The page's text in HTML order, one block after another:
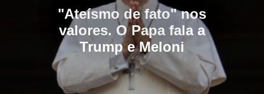
"Ateísmo de fato" nos
valores. O Papa fala a
Trump e Meloni